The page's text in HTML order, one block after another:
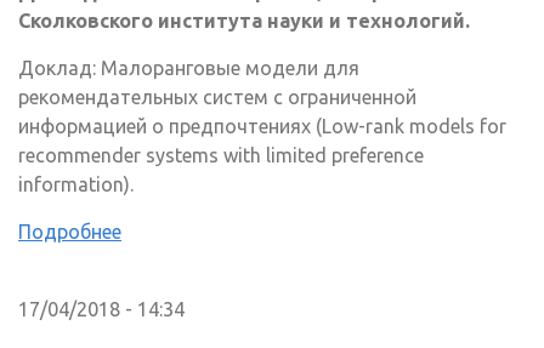
Сколковского института науки и технологий.
Доклад: Малоранговые модели для
рекомендательных систем с ограниченной
информацией о предпочтениях (Low-rank models for
recommender systems with limited preference
information).
Подробнее
17/04/2018 - 14:34